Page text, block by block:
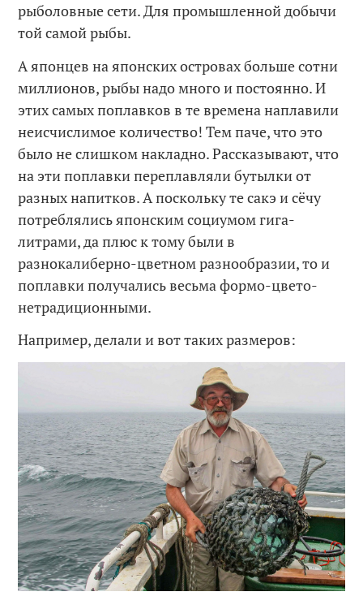
рыболовные сети. Для промышленной добычи
той самой рыбы.
А японцев на японских островах больше сотни
миллионов, рыбы надо много и постоянно. И
этих самых поплавков в те времена наплавили
неисчислимое количество! Тем паче, что это
было не слишком накладно. Рассказывают, что
на эти поплавки переплавляли бутылки от
разных напитков. А поскольку те сакэ и сёчу
потреблялись японским социумом гига-
литрами, да плюс к тому были в
разнокалиберно-цветном разнообразии, то и
поплавки получались весьма формо-цвето-
нетрадиционными.
Например, делали и вот таких размеров: